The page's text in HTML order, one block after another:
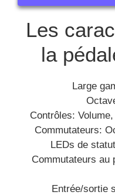
Les
la
Large
Contrôles:
Commutateurs:
LEDs de
Commutateurs au
Entrée/sortie